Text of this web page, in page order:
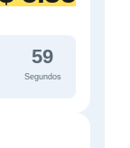
58
Segundos